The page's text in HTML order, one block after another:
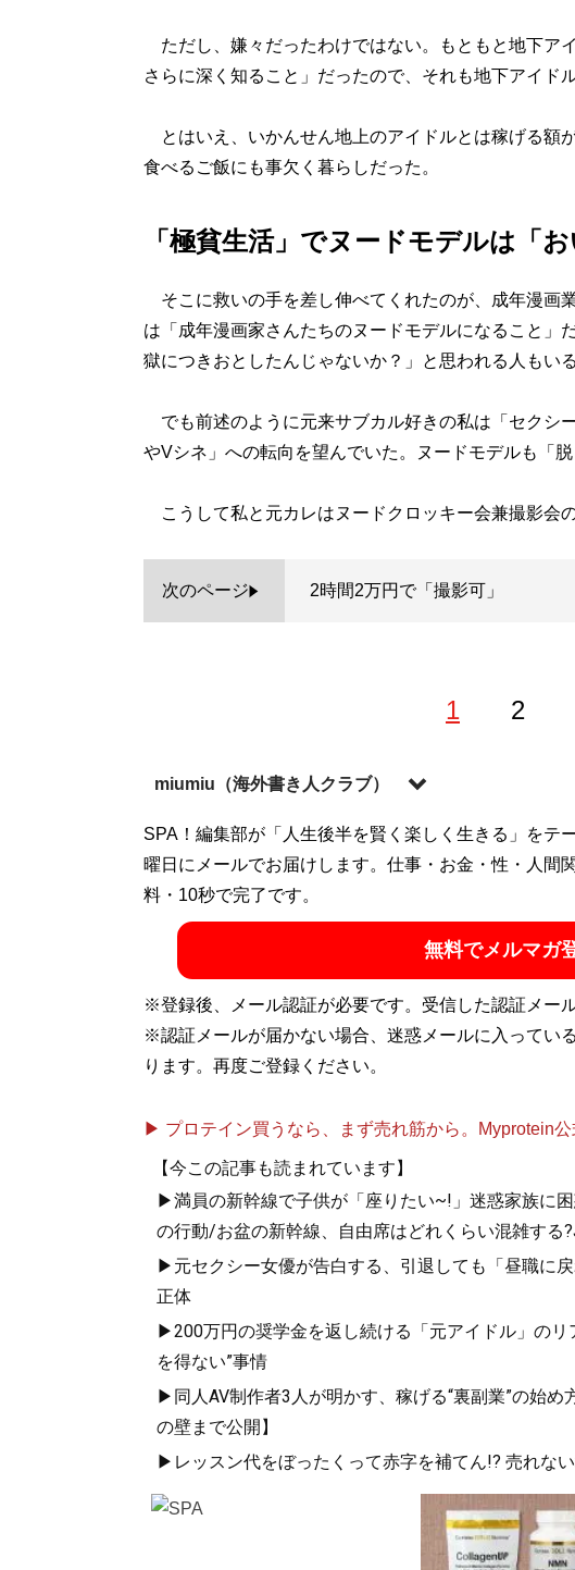
ただし、嫌々だったわけではない。もともと地下ア
さらに深く知ること」だったので、それも地下アイド
とはいえ、いかんせん地上のアイドルとは稼げる額
食べるご飯にも事欠く暮らしだった。
「極貧生活」でヌードモデルは「お
そこに救いの手を差し伸べてくれたのが、成年漫画
は「成年漫画家さんたちのヌードモデルになること」
獄につきおとしたんじゃないか？」と思われる人もい
でも前述のように元来サブカル好きの私は「セクシ
やVシネ」への転向を望んでいた。ヌードモデルも「
こうして私と元カレはヌードクロッキー会兼撮影会
次のページ 2時間2万円で「撮影可」
1 2
miumiu（海外書き人クラブ）
ベトナム7年、オーストリア2年の在住歴を経て、現在
100ヵ国以上の現地在住日本人ライターの組織「 海外
記事一覧へ
SPA！編集部が「人生後半を賢く楽しく生きる」をテ
曜日にメールでお届けします。仕事・お金・性・人
料・10秒で完了です。
無料でメルマ
※登録後、メール認証が必要です。受信した認証メー
※認証メールが届かない場合、迷惑メールに入ってい
ります。再度ご登録ください。
▶ プロテイン買うなら、まず売れ筋から。Myprotein公
【今この記事も読まれています】
▶満員の新幹線で子供が「座りたい~!」迷惑家族に
の行動/お盆の新幹線、自由席はどれくらい混雑する
▶元セクシー女優が告白する、引退しても「昼職に
正体
▶200万円の奨学金を返し続ける「元アイドル」の
を得ない”事情
▶同人AV制作者3人が明かす、稼げる“裏副業”の始
の壁まで公開】
▶レッスン代をぼったくって赤字を補てん!? 売れな